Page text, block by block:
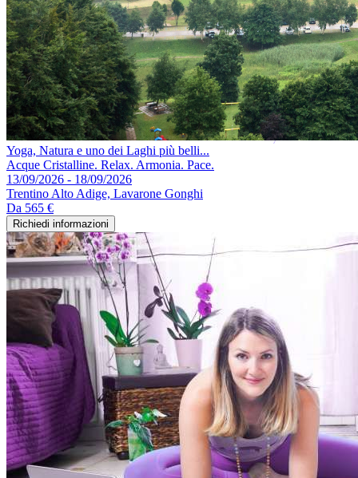
Yoga, Natura e uno dei Laghi più belli...
Acque Cristalline. Relax. Armonia. Pace.
13/09/2026 - 18/09/2026
Trentino Alto Adige, Lavarone Gonghi
Da 565 €
Richiedi informazioni